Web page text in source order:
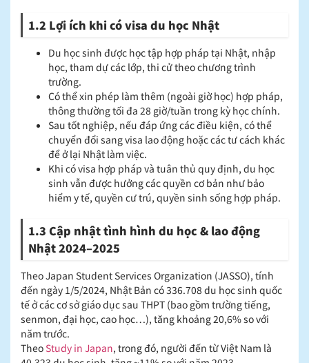
1.2 Lợi ích khi có visa du học Nhật
Du học sinh được học tập hợp pháp tại Nhật, nhập
học, tham dự các lớp, thi cử theo chương trình
trường.
Có thể xin phép làm thêm (ngoài giờ học) hợp pháp,
thông thường tối đa 28 giờ/tuần trong kỳ học chính.
Sau tốt nghiệp, nếu đáp ứng các điều kiện, có thể
chuyển đổi sang visa lao động hoặc các tư cách khác
để ở lại Nhật làm việc.
Khi có visa hợp pháp và tuân thủ quy định, du học
sinh vẫn được hưởng các quyền cơ bản như bảo
hiểm y tế, quyền cư trú, quyền sinh sống hợp pháp.
1.3 Cập nhật tình hình du học & lao động
Nhật 2024–2025
Theo Japan Student Services Organization (JASSO), tính
đến ngày 1/5/2024, Nhật Bản có 336.708 du học sinh quốc
tế ở các cơ sở giáo dục sau THPT (bao gồm trường tiếng,
senmon, đại học, cao học…), tăng khoảng 20,6% so với
năm trước.
Theo Study in Japan, trong đó, người đến từ Việt Nam là